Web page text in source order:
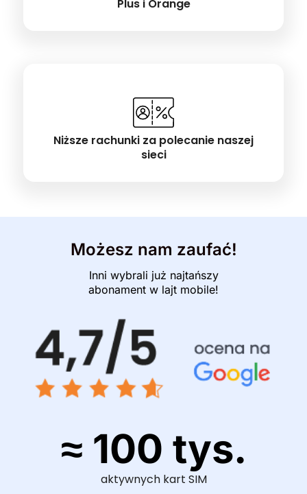
Plus i Orange
Niższe rachunki za polecanie naszej
sieci
Możesz nam zaufać!
Inni wybrali już najtańszy
abonament w lajt mobile!
≈ 100 tys.
aktywnych kart SIM